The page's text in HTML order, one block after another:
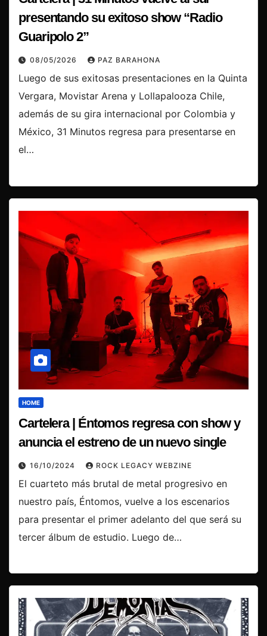
presentando su exitoso show “Radio
Guaripolo 2”
08/05/2026 PAZ BARAHONA
Luego de sus exitosas presentaciones en la Quinta
Vergara, Movistar Arena y Lollapalooza Chile,
además de su gira internacional por Colombia y
México, 31 Minutos regresa para presentarse en
el…
HOME
Cartelera | Éntomos regresa con show y
anuncia el estreno de un nuevo single
16/10/2024 ROCK LEGACY WEBZINE
El cuarteto más brutal de metal progresivo en
nuestro país, Éntomos, vuelve a los escenarios
para presentar el primer adelanto del que será su
tercer álbum de estudio. Luego de…